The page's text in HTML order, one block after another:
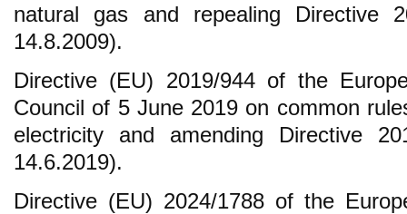
natural gas and repealing Directive
14.8.2009).
Directive (EU) 2019/944 of the
Council of 5 June 2019 on common
electricity and amending Directive
14.6.2019).
Directive (EU) 2024/1788 of the